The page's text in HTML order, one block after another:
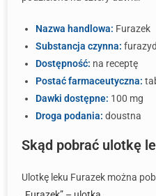
Nazwa handlowa: Furazek
Substancja czynna:
Dostępność: na receptę
Postać farmaceutyczna:
Dawki dostępne: 100 mg
Droga podania: doustna
Skąd pobrać ulotkę
Ulotkę leku Furazek można